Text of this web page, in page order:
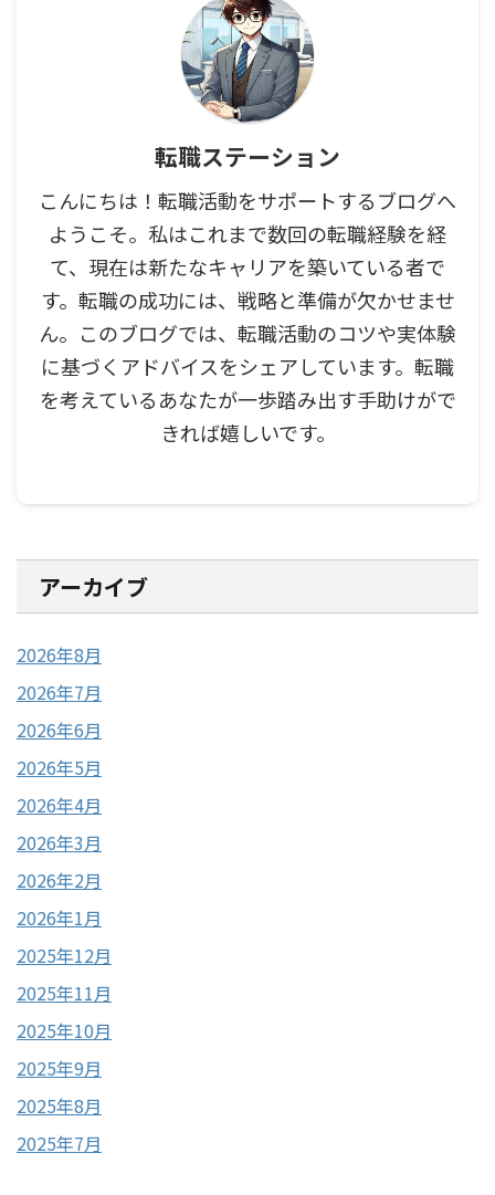
転職ステーション
こんにちは！転職活動をサポートするブログへ
ようこそ。私はこれまで数回の転職経験を経
て、現在は新たなキャリアを築いている者で
す。転職の成功には、戦略と準備が欠かせませ
ん。このブログでは、転職活動のコツや実体験
に基づくアドバイスをシェアしています。転職
を考えているあなたが一歩踏み出す手助けがで
きれば嬉しいです。
アーカイブ
2026年8月
2026年7月
2026年6月
2026年5月
2026年4月
2026年3月
2026年2月
2026年1月
2025年12月
2025年11月
2025年10月
2025年9月
2025年8月
2025年7月